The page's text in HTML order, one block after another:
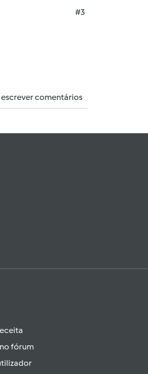
#3
comentários
fórum